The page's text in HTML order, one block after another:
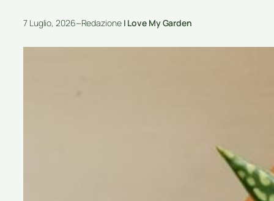
7 Luglio, 2026–Redazione I Love My Garden